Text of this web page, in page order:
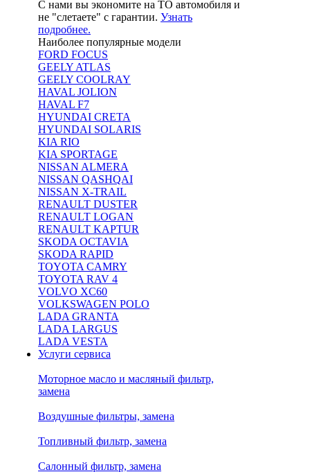
С нами вы экономите на ТО автомобиля и
не "слетаете" с гарантии. Узнать
подробнее.
Наиболее популярные модели
FORD FOCUS
GEELY ATLAS
GEELY COOLRAY
HAVAL JOLION
HAVAL F7
HYUNDAI CRETA
HYUNDAI SOLARIS
KIA RIO
KIA SPORTAGE
NISSAN ALMERA
NISSAN QASHQAI
NISSAN X-TRAIL
RENAULT DUSTER
RENAULT LOGAN
RENAULT KAPTUR
SKODA OCTAVIA
SKODA RAPID
TOYOTA CAMRY
TOYOTA RAV 4
VOLVO XC60
VOLKSWAGEN POLO
LADA GRANTA
LADA LARGUS
LADA VESTA
Услуги сервиса
Моторное масло и масляный фильтр,
замена
Воздушные фильтры, замена
Топливный фильтр, замена
Салонный фильтр, замена